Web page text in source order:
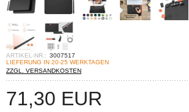
ARTIKEL-NR.: 3007517
LIEFERUNG IN 20-25 WERKTAGEN
ZZGL. VERSANDKOSTEN
71,30 EUR